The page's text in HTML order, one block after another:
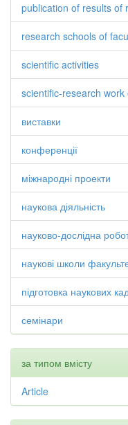
publication of results of
research schools of
scientific activities
scientific-research
виставки
конференції
міжнародні проекти
наукова діяльність
науково-дослідна
наукові школи
підготовка наукових
семінари
за типом вмісту
Article